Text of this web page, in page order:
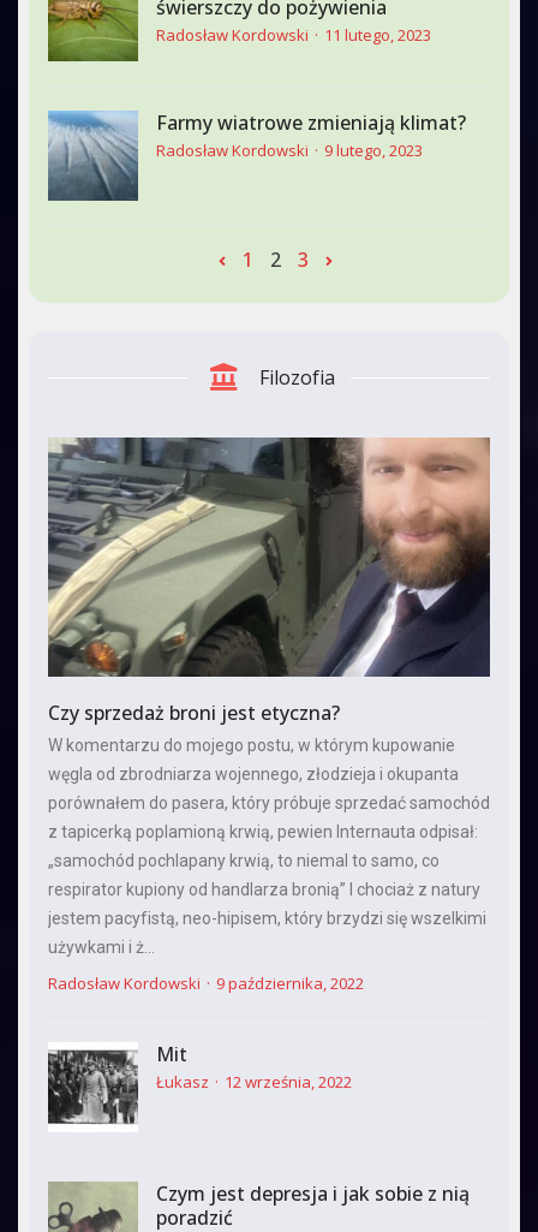
świerszczy do pożywienia
Radosław Kordowski 11 lutego, 2023
Farmy wiatrowe zmieniają klimat?
Radosław Kordowski 9 lutego, 2023
1 2 3
Filozofia
Czy sprzedaż broni jest etyczna?
W komentarzu do mojego postu, w którym kupowanie
węgla od zbrodniarza wojennego, złodzieja i okupanta
porównałem do pasera, który próbuje sprzedać samochód
z tapicerką poplamioną krwią, pewien Internauta odpisał:
„samochód pochlapany krwią, to niemal to samo, co
respirator kupiony od handlarza bronią” I chociaż z natury
jestem pacyfistą, neo-hipisem, który brzydzi się wszelkimi
używkami i ż...
Radosław Kordowski 9 października, 2022
Mit
Łukasz 12 września, 2022
Czym jest depresja i jak sobie z nią
poradzić